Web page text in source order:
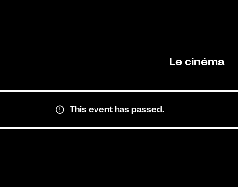
Le cinéma
This event has passed.